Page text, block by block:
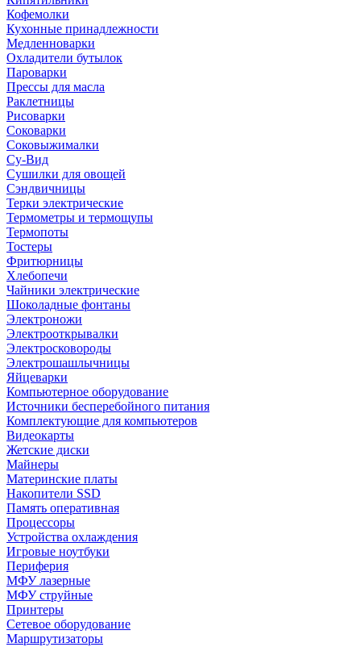
Кофемолки
Кухонные принадлежности
Медленноварки
Охладители бутылок
Пароварки
Прессы для масла
Раклетницы
Рисоварки
Соковарки
Соковыжималки
Су-Вид
Сушилки для овощей
Сэндвичницы
Терки электрические
Термометры и термощупы
Термопоты
Тостеры
Фритюрницы
Хлебопечи
Чайники электрические
Шоколадные фонтаны
Электроножи
Электрооткрывалки
Электросковороды
Электрошашлычницы
Яйцеварки
Компьютерное оборудование
Источники бесперебойного питания
Комплектующие для компьютеров
Видеокарты
Жетские диски
Майнеры
Материнские платы
Накопители SSD
Память оперативная
Процессоры
Устройства охлаждения
Игровые ноутбуки
Периферия
МФУ лазерные
МФУ струйные
Принтеры
Сетевое оборудование
Маршрутизаторы